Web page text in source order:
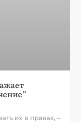
их в правах, –